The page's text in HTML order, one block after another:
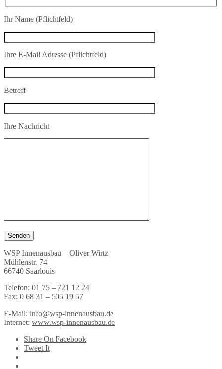
Ihr Name (Pflichtfeld)
Ihre E-Mail Adresse (Pflichtfeld)
Betreff
Ihre Nachricht
WSP Innenausbau – Oliver Wirtz
Mühlenstr. 74
66740 Saarlouis
Telefon: 01 75 – 721 12 24
Fax: 0 68 31 – 505 19 57
E-Mail: info@wsp-innenausbau.de
Internet: www.wsp-innenausbau.de
Share On Facebook
Tweet It